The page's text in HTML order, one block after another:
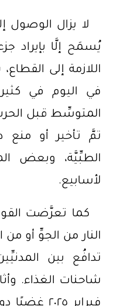
لا يزال الوصول
يُسمَح إلَّا بإيراد
في اليوم في كثير
تمَّ تأخير أو منع
الطبِّيَّة، وبعض
لأسابيع.
كما تعرَّضت
النار من الجوِّ أو
تدافُع بين
شاحنات الغذاء.